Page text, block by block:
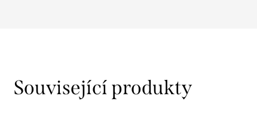
Související produkty